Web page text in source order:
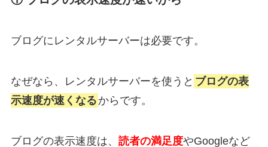
ブログにレンタルサーバーは必要です。
なぜなら、レンタルサーバーを使うと ブログの表
示速度が速くなる からです。
ブログの表示速度は、 読者の満足度やGoogleなど